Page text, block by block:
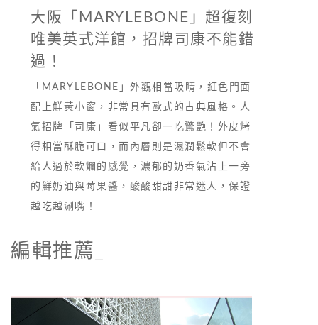
大阪「MARYLEBONE」超復刻
唯美英式洋館，招牌司康不能錯
過！
「MARYLEBONE」外觀相當吸睛，紅色門面
配上鮮黃小窗，非常具有歐式的古典風格。人
氣招牌「司康」看似平凡卻一吃驚艷！外皮烤
得相當酥脆可口，而內層則是濕潤鬆軟但不會
給人過於軟爛的感覺，濃郁的奶香氣沾上一旁
的鮮奶油與莓果醬，酸酸甜甜非常迷人，保證
越吃越涮嘴！
編輯推薦